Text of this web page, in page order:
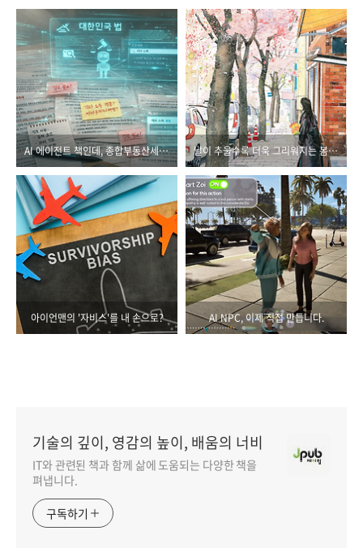
AI 에이전트 책인데, 종합부동산세법이 등장합니다 날이 추울수록 더욱 그리워지는 봄과 여름의 향기
아이언맨의 '자비스'를 내 손으로? AI NPC, 이제 직접 만듭니다.
기술의 깊이, 영감의 높이, 배움의 너비
IT와 관련된 책과 함께 삶에 도움되는 다양한 책을
펴냅니다.
구독하기